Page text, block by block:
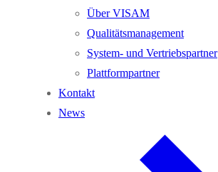
Über VISAM
Qualitätsmanagement
System- und Vertriebspartner
Plattformpartner
Kontakt
News